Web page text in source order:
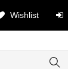
Wishlist